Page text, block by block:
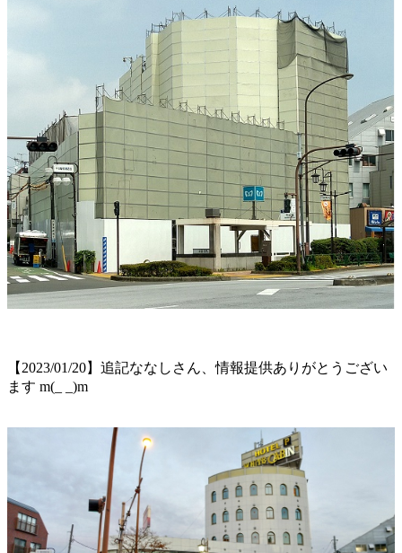
【2023/01/20】追記ななしさん、情報提供ありがとうござい
ます m(_ _)m